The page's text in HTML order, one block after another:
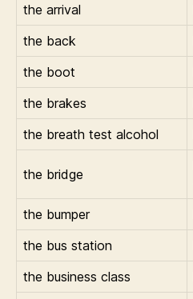
the arrival
the back
the boot
the brakes
the breath test alcohol
the bridge
the bumper
the bus station
the business class